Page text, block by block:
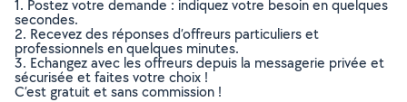
1. Postez votre demande : indiquez votre besoin en quelques
secondes.
2. Recevez des réponses d’offreurs particuliers et
professionnels en quelques minutes.
3. Echangez avec les offreurs depuis la messagerie privée et
sécurisée et faites votre choix !
C’est gratuit et sans commission !